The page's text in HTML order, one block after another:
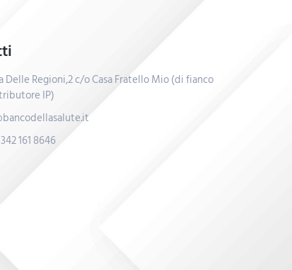
Delle Regioni,2 c/o Casa Fratello Mio (di fianco
IP)
161 8646